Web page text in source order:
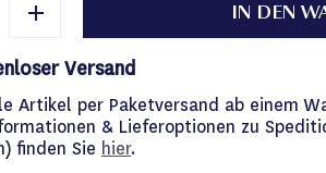
IN DEN
Versand
Artikel per Paketversand ab einem
& Lieferoptionen zu
finden Sie hier.